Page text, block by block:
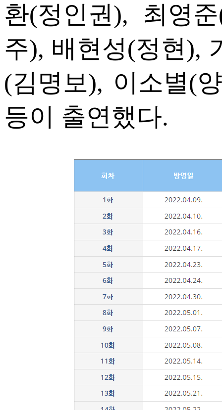
환(정인권), 최영
주), 배현성(정현),
(김명보), 이소별(
등이 출연했다.